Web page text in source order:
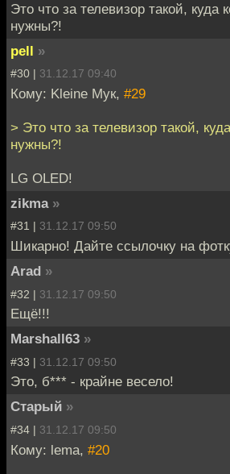
Это что за телевизор такой, куда
нужны?!
pell »
#30 | 31.12.17 09:40
Кому: Kleine Мук, #29
> Это что за телевизор такой,
нужны?!
LG OLED!
zikma »
#31 | 31.12.17 09:50
Шикарно! Дайте ссылочку на
Arad »
#32 | 31.12.17 09:50
Ещё!!!
Marshall63 »
#33 | 31.12.17 09:50
Это, б*** - крайне весело!
Старый »
#34 | 31.12.17 09:50
Кому: lema, #20